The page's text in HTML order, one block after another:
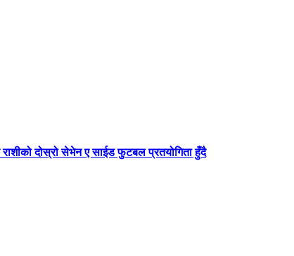
राशीको दोस्रो सेभेन ए साईड फुटबल प्रतयोगिता हुँदै